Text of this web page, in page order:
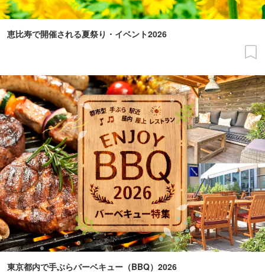
恵比寿で開催される夏祭り・イベント2026
東京都内で手ぶらバーベキュー（BBQ）2026